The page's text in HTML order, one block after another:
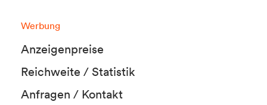
Werbung
Anzeigenpreise
Reichweite / Statistik
Anfragen / Kontakt